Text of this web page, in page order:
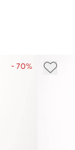
- 70%